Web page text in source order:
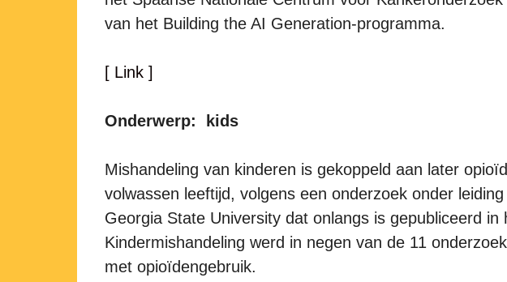
van het Building the AI Generation-programma.
[ Link ]
Onderwerp: kids
Mishandeling van kinderen is gekoppeld aan later
volwassen leeftijd, volgens een onderzoek onder
Georgia State University dat onlangs is gepubliceerd in
Kindermishandeling werd in negen van de 11
met opioïdengebruik.